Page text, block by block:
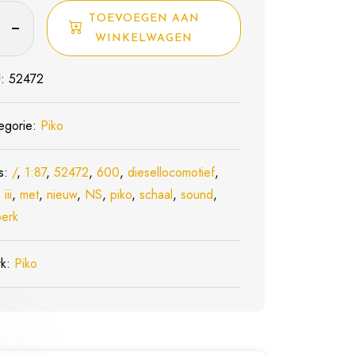
TOEVOEGEN AAN
WINKELWAGEN
52472
Piko
/, 1:87,52472,600,diesellocomotief,
iii,met,nieuw, NS,piko,schaal,sound,
Piko